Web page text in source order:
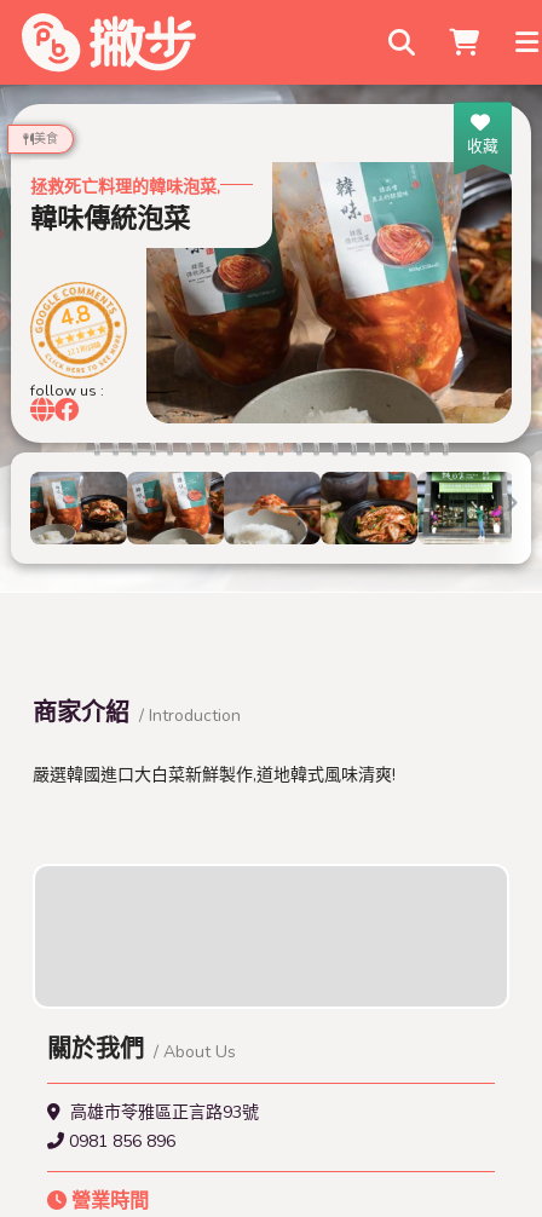
搜尋商家
收藏
美食
拯救死亡料理的韓味泡菜,
韓味傳統泡菜
4.8
121 則評論
follow us :
商家介紹 / Introduction
嚴選韓國進口大白菜新鮮製作,道地韓式風味清爽!
關於我們 / About Us
高雄市苓雅區正言路93號
0981 856 896
營業時間